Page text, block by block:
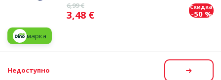
Исходная цена
6,99 €
Цена
3,48 €
Скидка
-50 %
марка
Недоступно